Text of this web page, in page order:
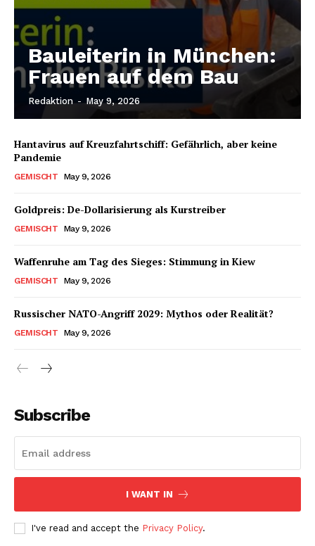
Bauleiterin in München:
Frauen auf dem Bau
Redaktion - May 9, 2026
Hantavirus auf Kreuzfahrtschiff: Gefährlich, aber keine
Pandemie
GEMISCHT May 9, 2026
Goldpreis: De-Dollarisierung als Kurstreiber
GEMISCHT May 9, 2026
Waffenruhe am Tag des Sieges: Stimmung in Kiew
GEMISCHT May 9, 2026
Russischer NATO-Angriff 2029: Mythos oder Realität?
GEMISCHT May 9, 2026
Subscribe
I WANT IN
I've read and accept the Privacy Policy.